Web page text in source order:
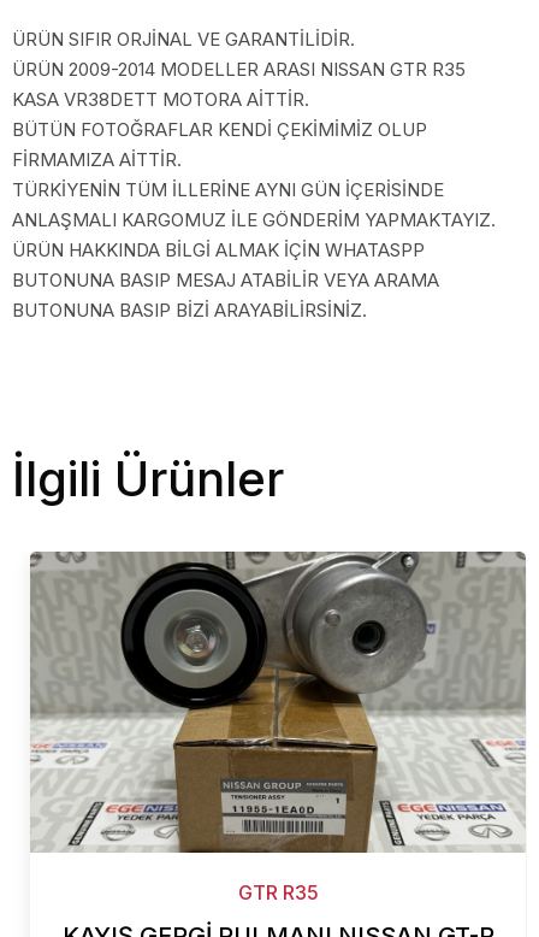
ÜRÜN SIFIR ORJİNAL VE GARANTİLİDİR.
ÜRÜN 2009-2014 MODELLER ARASI NISSAN GTR R35
KASA VR38DETT MOTORA AİTTİR.
BÜTÜN FOTOĞRAFLAR KENDİ ÇEKİMİMİZ OLUP
FİRMAMIZA AİTTİR.
TÜRKİYENİN TÜM İLLERİNE AYNI GÜN İÇERİSİNDE
ANLAŞMALI KARGOMUZ İLE GÖNDERİM YAPMAKTAYIZ.
ÜRÜN HAKKINDA BİLGİ ALMAK İÇİN WHATASPP
BUTONUNA BASIP MESAJ ATABİLİR VEYA ARAMA
BUTONUNA BASIP BİZİ ARAYABİLİRSİNİZ.
İlgili Ürünler
GTR R35